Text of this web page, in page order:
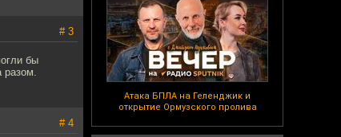
Атака БПЛА на Геленджик и
открытие Ормузского пролива
# 3
бы
разом.
# 4